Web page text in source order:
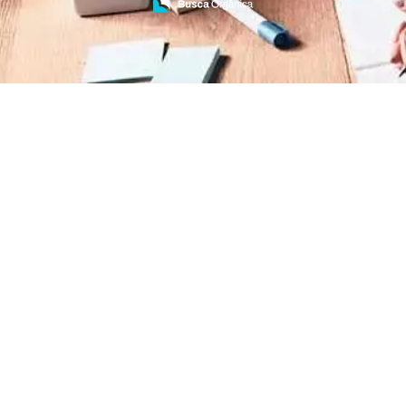
Treinamento de Brigada de Incêndio
Treinamento de Brigada de Incêndio Valor
Treinamento de Brigadista de Incêndio
Treinamento de Combate a Incêndio NR 23